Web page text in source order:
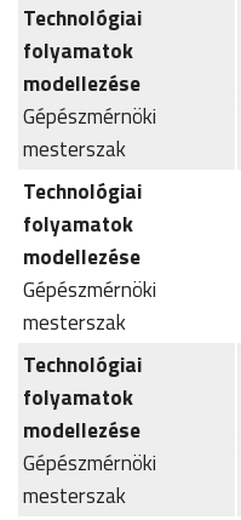
Technológiai
folyamatok
modellezése
Gépészmérnöki
mesterszak
Technológiai
folyamatok
modellezése
Gépészmérnöki
mesterszak
Technológiai
folyamatok
modellezése
Gépészmérnöki
mesterszak